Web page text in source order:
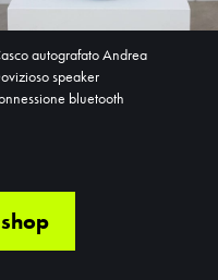
autografato Andrea
speaker
bluetooth